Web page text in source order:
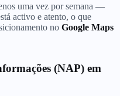
uma vez por semana —
activo e atento, o que
no Google Maps
(NAP) em